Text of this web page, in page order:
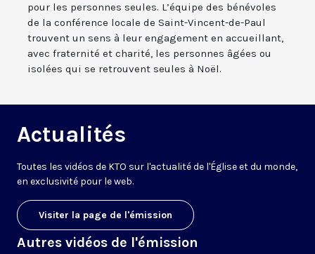
pour les personnes seules. L’équipe des bénévoles
de la conférence locale de Saint-Vincent-de-Paul
trouvent un sens à leur engagement en accueillant,
avec fraternité et charité, les personnes âgées ou
isolées qui se retrouvent seules à Noël.
Actualités
Toutes les vidéos de KTO sur l'actualité de l'Église et du monde,
en exclusivité pour le web.
Visiter la page de l'émission
Autres vidéos de l'émission